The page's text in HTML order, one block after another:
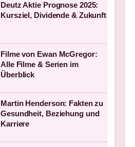
Deutz Aktie Prognose 2025:
Kursziel, Dividende & Zukunft
Filme von Ewan McGregor:
Alle Filme & Serien im
Überblick
Martin Henderson: Fakten zu
Gesundheit, Beziehung und
Karriere